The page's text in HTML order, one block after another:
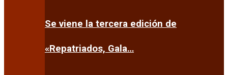
Se viene la tercera edición de
«Repatriados, Gala…